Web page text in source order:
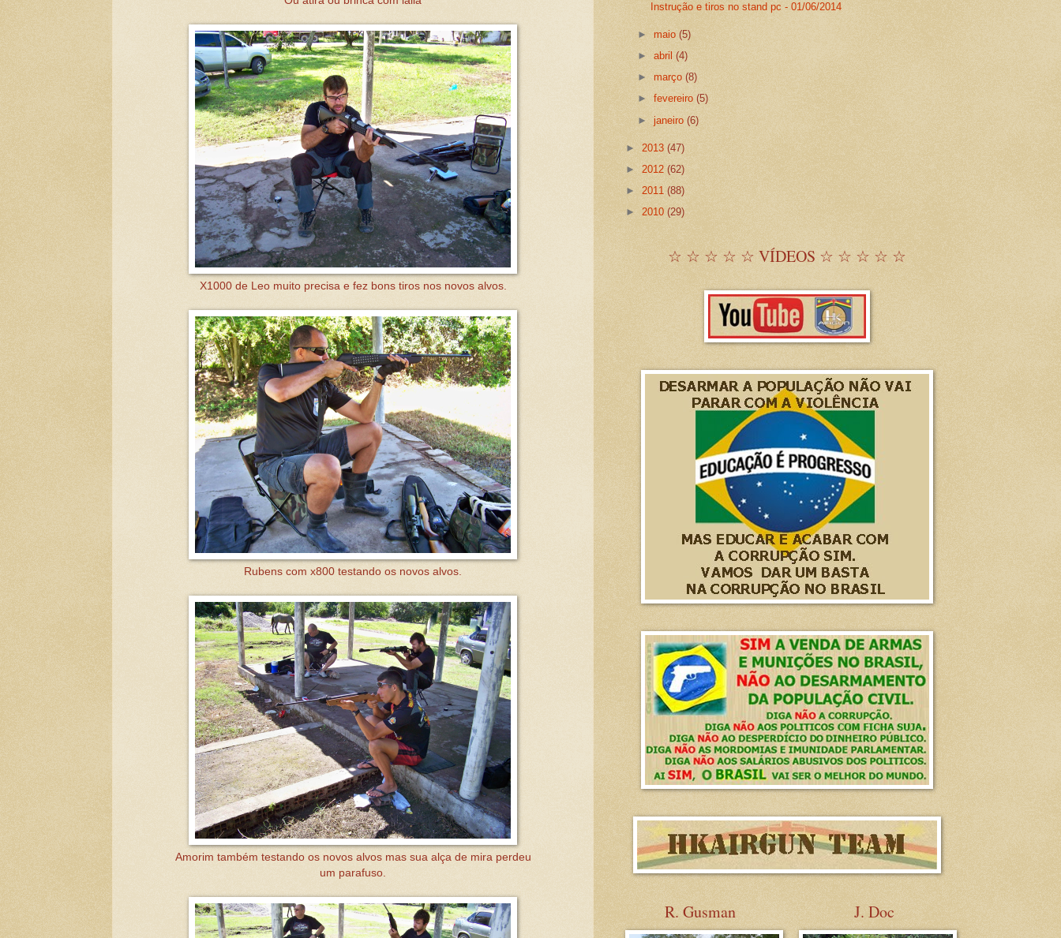
X1000 de Leo muito precisa e fez bons tiros nos novos alvos.
Rubens com x800 testando os novos alvos.
Amorim também testando os novos alvos mas sua alça de mira perdeu
um parafuso.
Instrução e tiros no stand pc - 01/06/2014
►maio(5)
►abril(4)
► março(8)
►fevereiro(5)
►janeiro(6)
► 2013 (47)
► 2012 (62)
► 2011 (88)
► 2010 (29)
☆ ☆ ☆ ☆ ☆ VÍDEOS ☆ ☆ ☆ ☆ ☆
R. Gusman J. Doc